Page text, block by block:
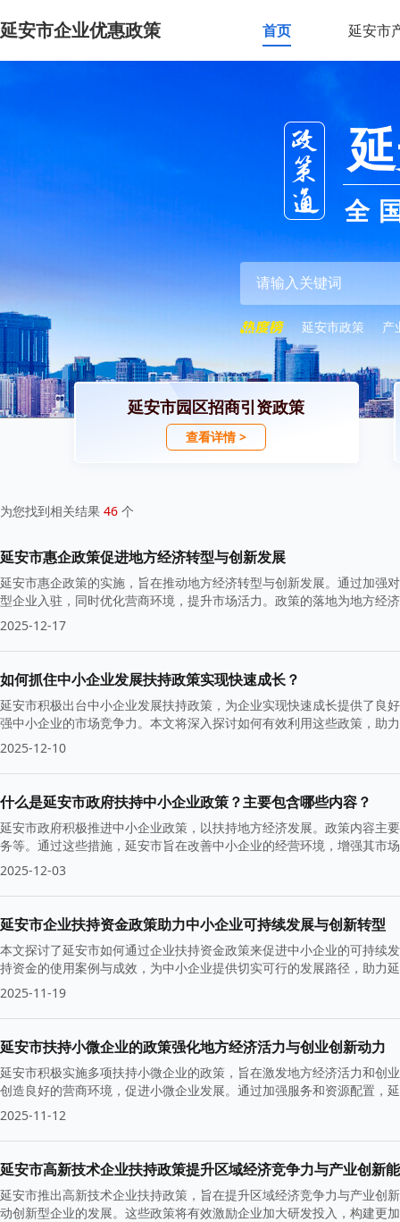
延安市企业优惠政策 首页 延安市
全
延安市政策 产
延安市园区招商引资政策
查看详情 >
为您找到相关结果 46 个
延安市惠企政策促进地方经济转型与创新发展
延安市惠企政策的实施，旨在推动地方经济转型与创新发展。通过加强
型企业入驻，同时优化营商环境，提升市场活力。政策的落地为地方经
2025-12-17
如何抓住中小企业发展扶持政策实现快速成长？
延安市积极出台中小企业发展扶持政策，为企业实现快速成长提供了良
强中小企业的市场竞争力。本文将深入探讨如何有效利用这些政策，助
2025-12-10
什么是延安市政府扶持中小企业政策？主要包含哪些内容？
延安市政府积极推进中小企业政策，以扶持地方经济发展。政策内容主
务等。通过这些措施，延安市旨在改善中小企业的经营环境，增强其市
2025-12-03
延安市企业扶持资金政策助力中小企业可持续发展与创新转型
本文探讨了延安市如何通过企业扶持资金政策来促进中小企业的可持续
持资金的使用案例与成效，为中小企业提供切实可行的发展路径，助力
2025-11-19
延安市扶持小微企业的政策强化地方经济活力与创业创新动力
延安市积极实施多项扶持小微企业的政策，旨在激发地方经济活力和创
创造良好的营商环境，促进小微企业发展。通过加强服务和资源配置，
2025-11-12
延安市高新技术企业扶持政策提升区域经济竞争力与产业创新
延安市推出高新技术企业扶持政策，旨在提升区域经济竞争力与产业创
动创新型企业的发展。这些政策将有效激励企业加大研发投入，构建更